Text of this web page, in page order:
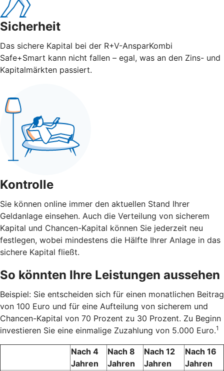
Sicherheit
Das sichere Kapital bei der R+V-AnsparKombi
Safe+Smart kann nicht fallen – egal, was an den Zins- und
Kapitalmärkten passiert.
Kontrolle
Sie können online immer den aktuellen Stand Ihrer
Geldanlage einsehen. Auch die Verteilung von sicherem
Kapital und Chancen-Kapital können Sie jederzeit neu
festlegen, wobei mindestens die Hälfte Ihrer Anlage in das
sichere Kapital fließt.
So könnten Ihre Leistungen aussehen
Beispiel: Sie entscheiden sich für einen monatlichen Beitrag
von 100 Euro und für eine Aufteilung von sicherem und
Chancen-Kapital von 70 Prozent zu 30 Prozent. Zu Beginn
investieren Sie eine einmalige Zuzahlung von 5.000 Euro.1
Nach 4
Jahren
Nach 8
Jahren
Nach 12
Jahren
Nach 16
Jahren